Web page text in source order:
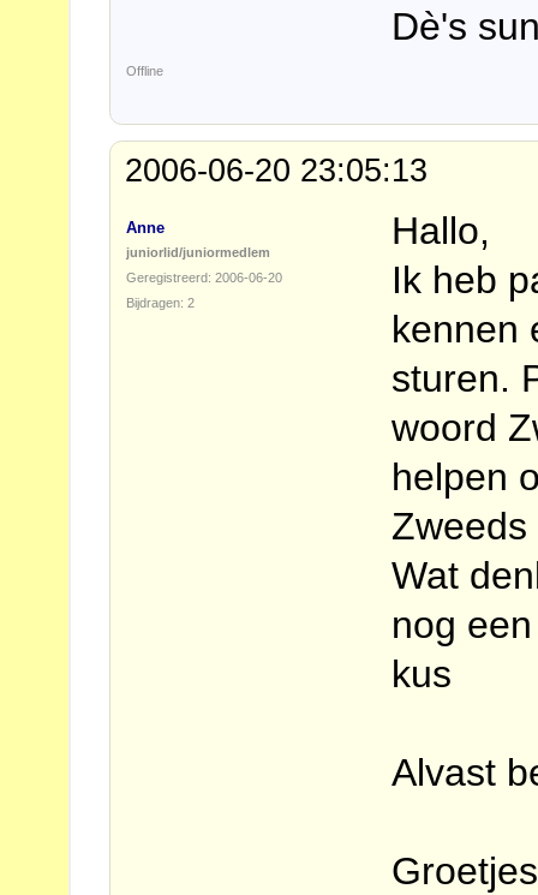
Dè's
Offline
2006-06-20 23:05:13
Anne
juniorlid/juniormedlem
Geregistreerd: 2006-06-20
Bijdragen: 2
Hallo,
Ik heb
kennen
sturen.
woord
helpen
Wat
nog
kus
Alvast